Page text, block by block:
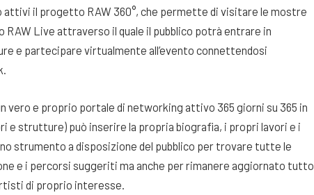
attivi il progetto RAW 360°, che permette di visitare le mostre
Live attraverso il quale il pubblico potrà entrare in
e partecipare virtualmente all’evento connettendosi
vero e proprio portale di networking attivo 365 giorni su 365 in
e strutture) può inserire la propria biografia, i propri lavori e i
strumento a disposizione del pubblico per trovare tutte le
e i percorsi suggeriti ma anche per rimanere aggiornato tutto
di proprio interesse.